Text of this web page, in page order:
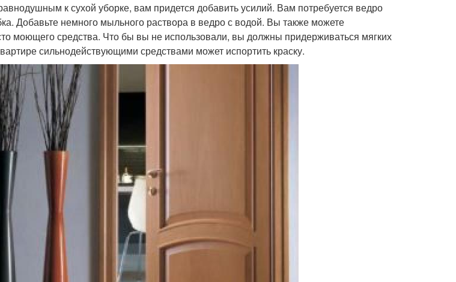
к сухой уборке, вам придется добавить усилий. Вам потребуется ведро
Добавьте немного мыльного раствора в ведро с водой. Вы также можете
моющего средства. Что бы вы не использовали, вы должны придерживаться мягких
сильнодействующими средствами может испортить краску.